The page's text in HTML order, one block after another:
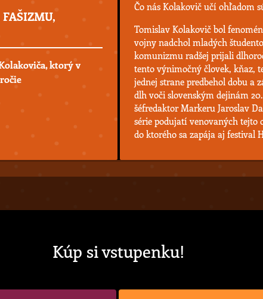
ktorý v
Čo nás Kolakovič učí ohľadom
Tomislav Kolakovič bol
vojny nadchol mladých
komunizmu radšej prijali
tento výnimočný človek, kňaz,
jednej strane predbehol dobu a
dlh voči slovenským dejinám
šéfredaktor Markeru Jaroslav
série podujatí venovaných tejto
do ktorého sa zapája aj festival
Kúp si vstupenku!